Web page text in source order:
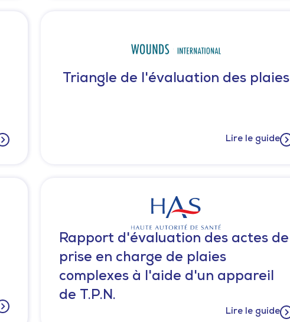
Triangle de l'évaluation des plaies
Lire le guide
Rapport d'évaluation des actes de
prise en charge de plaies
complexes à l'aide d'un appareil
de T.P.N.
Lire le guide